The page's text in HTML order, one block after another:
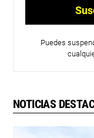
Puedes
NOTICIAS